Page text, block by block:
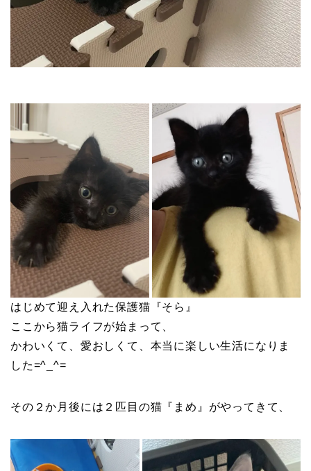
はじめて迎え入れた保護猫『そら』
ここから猫ライフが始まって、
かわいくて、愛おしくて、本当に楽しい生活になりま
した=^_^=
その２か月後には２匹目の猫『まめ』がやってきて、